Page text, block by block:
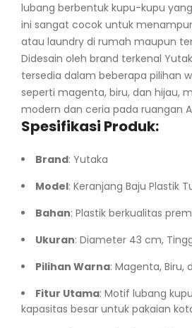
lubang berbentuk kupu-kupu
ini sangat cocok untuk
atau laundry di rumah maupun
Didesain oleh brand terkenal
tersedia dalam beberapa pilihan
seperti magenta, biru, dan hijau,
modern dan ceria pada ruangan
Spesifikasi Produk:
Brand: Yutaka
Model: Keranjang Baju Plastik
Bahan: Plastik berkualitas
Ukuran: Diameter 43 cm,
Pilihan Warna: Magenta, Biru,
Fitur Utama: Motif lubang
kapasitas besar untuk pakaian